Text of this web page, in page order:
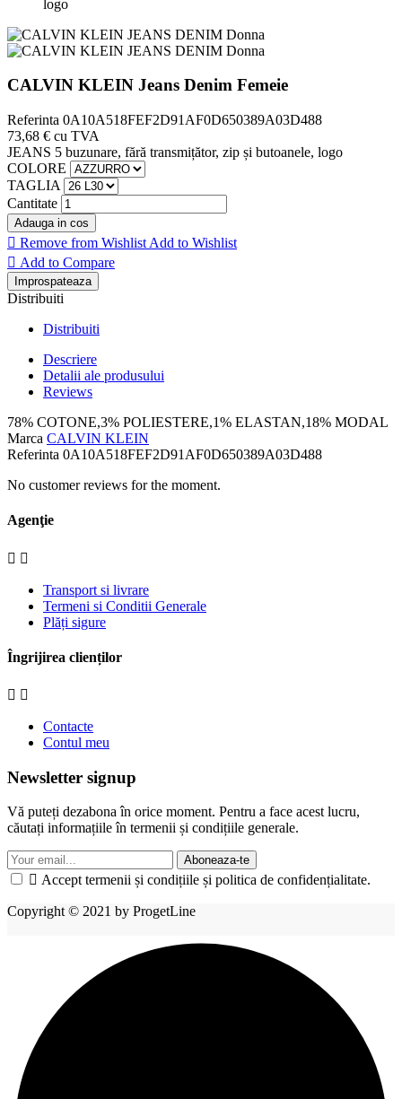
logo
CALVIN KLEIN Jeans Denim Femeie
Referinta 0A10A518FEF2D91AF0D650389A03D488
73,68 € cu TVA
JEANS 5 buzunare, fără transmițător, zip și butoanele, logo
COLORE
TAGLIA
Cantitate
Adauga in cos
 Remove from Wishlist Add to Wishlist
 Add to Compare
Distribuiti
Distribuiti
Descriere
Detalii ale produsului
Reviews
78% COTONE,3% POLIESTERE,1% ELASTAN,18% MODAL
Marca CALVIN KLEIN
Referinta 0A10A518FEF2D91AF0D650389A03D488
No customer reviews for the moment.
Agenţie
 
Transport si livrare
Termeni si Conditii Generale
Plăți sigure
Îngrijirea clienților
 
Contacte
Contul meu
Newsletter signup
Vă puteți dezabona în orice moment. Pentru a face acest lucru,
căutați informațiile în termenii și condițiile generale.
Aboneaza-te
 Accept termenii și condițiile și politica de confidențialitate.
Copyright © 2021 by ProgetLine